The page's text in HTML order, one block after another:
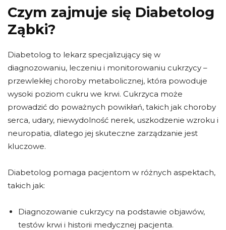
Czym zajmuje się Diabetolog
Ząbki?
Diabetolog to lekarz specjalizujący się w
diagnozowaniu, leczeniu i monitorowaniu cukrzycy –
przewlekłej choroby metabolicznej, która powoduje
wysoki poziom cukru we krwi. Cukrzyca może
prowadzić do poważnych powikłań, takich jak choroby
serca, udary, niewydolność nerek, uszkodzenie wzroku i
neuropatia, dlatego jej skuteczne zarządzanie jest
kluczowe.
Diabetolog pomaga pacjentom w różnych aspektach,
takich jak:
Diagnozowanie cukrzycy na podstawie objawów,
testów krwi i historii medycznej pacjenta.